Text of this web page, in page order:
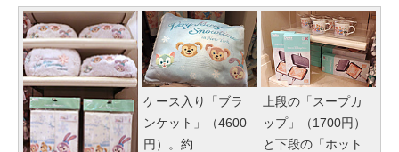
ケース入り「ブラ
ンケット」（4600
円）。約
上段の「スープカ
ップ」（1700円）
と下段の「ホット